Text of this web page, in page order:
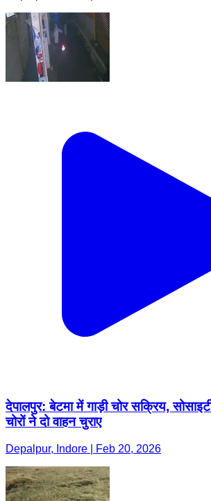
देपालपुर: बेटमा में गाड़ी चोर सक्रिय,
चोरों ने दो वाहन चुराए
Depalpur, Indore | Feb 20, 2026